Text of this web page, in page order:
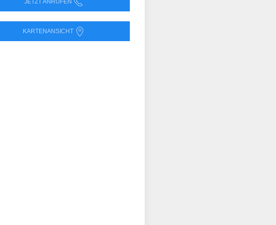
JETZT ANRUFEN
KARTENANSICHT